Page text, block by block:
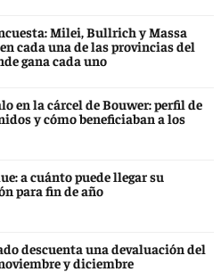
Milei, Bullrich y Massa
cada una de las provincias del
gana cada uno
en la cárcel de Bouwer: perfil de
y cómo beneficiaban a los
a cuánto puede llegar su
para fin de año
descuenta una devaluación del
y diciembre